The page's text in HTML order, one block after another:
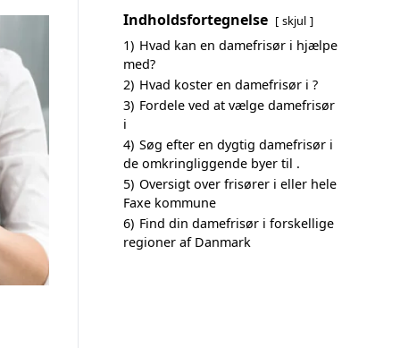
Indholdsfortegnelse skjul
1) Hvad kan en damefrisør i hjælpe
med?
2) Hvad koster en damefrisør i ?
3) Fordele ved at vælge damefrisør
i
4) Søg efter en dygtig damefrisør i
de omkringliggende byer til .
5) Oversigt over frisører i eller hele
Faxe kommune
6) Find din damefrisør i forskellige
regioner af Danmark